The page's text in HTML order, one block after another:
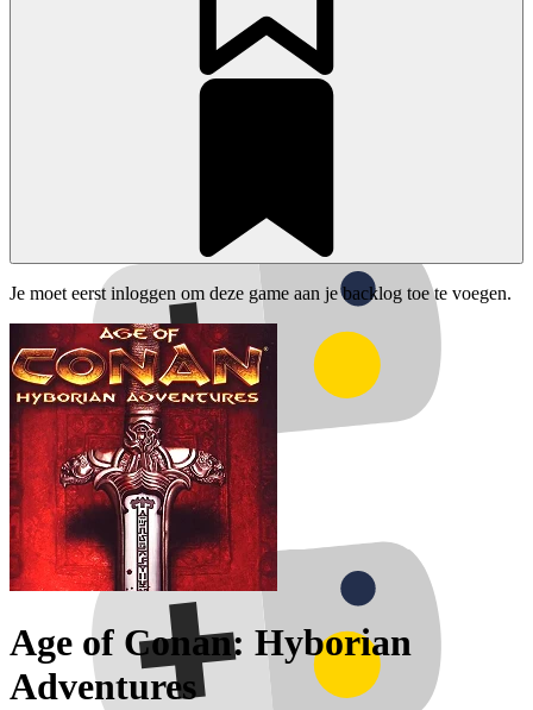
Je moet eerst inloggen om deze game aan je backlog toe te voegen.
Age of Conan: Hyborian
Adventures